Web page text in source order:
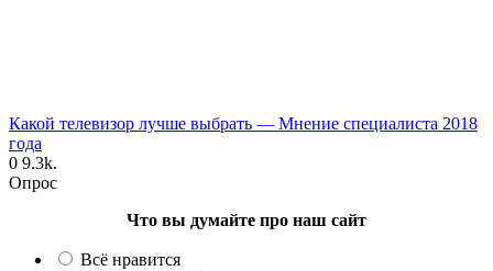
Какой телевизор лучше выбрать — Мнение специалиста 2018
года
0 9.3k.
Опрос
Что вы думайте про наш сайт
Всё нравится